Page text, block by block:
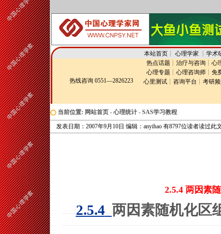
本站首页┊ 心理学家 ┊ 学术
热线咨询 0551—2826223
热点话题 ┊ 治疗与咨询 ┊ 心
心理专题 ┊ 心理咨询师 ┊ 免
心里测试 ┊ 咨询平台 ┊ 考研
当前位置: 网站首页 - 心理统计 - SAS学习教程
发表日期：2007年9月10日 编辑：anyihao 有8797位读者读过此
2.5.4 两因素
2.5.4 两因素随机化区